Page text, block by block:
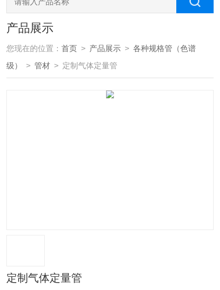
产品展示
您现在的位置：首页 > 产品展示 >各种规格管（色谱
级） >管材 > 定制气体定量管
定制气体定量管